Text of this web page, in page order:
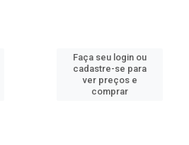
Faça seu login ou
cadastre-se para
ver preços e
comprar